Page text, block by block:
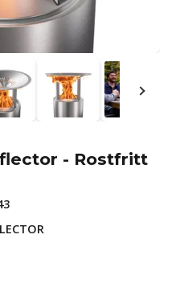
- Rostfritt